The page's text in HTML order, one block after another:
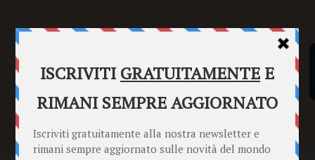
SENTENZE FORMULARI PUNTO INFORMAZIONI